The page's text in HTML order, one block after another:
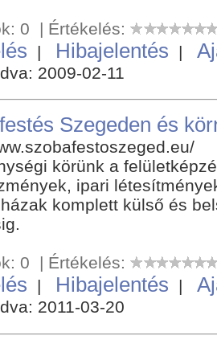
0 | Értékelés:
| Hibajelentés |
2009-02-11
Szegeden és
körünk a
ipari
komplett külső és
0 | Értékelés:
| Hibajelentés |
2011-03-20